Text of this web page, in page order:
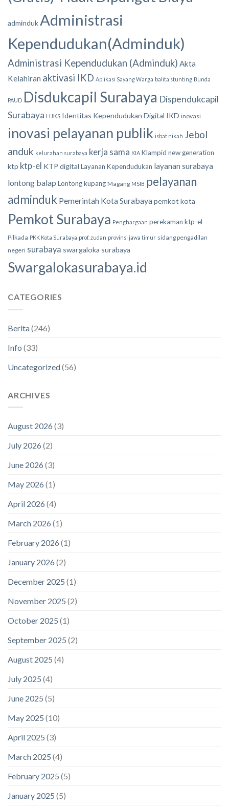
admindukAdministrasi
Kependudukan(Adminduk)
Administrasi Kependudukan (Adminduk) Akta
Kelahiran aktivasi IKD Aplikasi Sayang Warga balita stunting Bunda
PAUD Disdukcapil Surabaya Dispendukcapil
Surabaya HJKS Identitas Kependudukan Digital IKD inovasi
inovasi pelayanan publik isbat nikah Jebol
anduk kelurahan surabaya kerja sama KIA Klampid new generation
ktp ktp-el KTP digital Layanan Kependudukan layanan surabaya
lontong balap Lontong kupang Magang MSIB pelayanan
adminduk Pemerintah Kota Surabaya pemkot kota
Pemkot Surabaya Penghargaan perekaman ktp-el
Pilkada PKK Kota Surabaya prof. zudan provinsi jawa timur sidang pengadilan
negeri surabaya swargaloka surabaya
Swargalokasurabaya.id
CATEGORIES
Berita(246)
Info (33)
Uncategorized(56)
ARCHIVES
August 2026 (3)
July 2026 (2)
June 2026 (3)
May 2026 (1)
April 2026 (4)
March 2026 (1)
February 2026 (1)
January 2026 (2)
December 2025 (1)
November 2025 (2)
October 2025 (1)
September 2025 (2)
August 2025 (4)
July 2025 (4)
June 2025 (5)
May 2025 (10)
April 2025 (3)
March 2025 (4)
February 2025 (5)
January 2025 (5)